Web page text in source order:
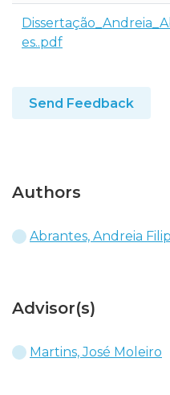
es..pdf
Send Feedback
Authors
Abrantes, Andreia
Advisor(s)
Martins, José Moleiro